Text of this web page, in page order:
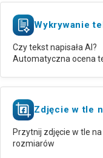
Wykrywanie
Czy tekst napisała AI?
Automatyczna ocena
Zdjęcie w tle
Przytnij zdjęcie w tle
rozmiarów